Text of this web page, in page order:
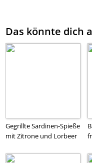
Das könnte dich
Gegrillte Sardinen-Spieße
mit Zitrone und Lorbeer